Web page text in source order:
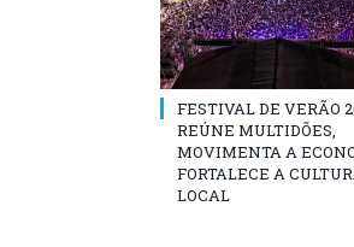
FESTIVAL DE VERÃO
REÚNE MULTIDÕES,
MOVIMENTA A
FORTALECE A
LOCAL